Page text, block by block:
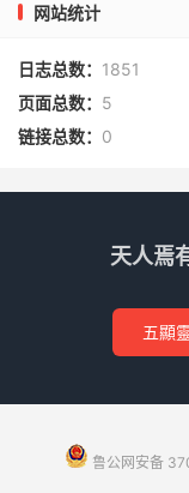
网站统计
日志总数： 1851
页面总数： 5
链接总数： 0
天人焉
五顯
鲁公网安备